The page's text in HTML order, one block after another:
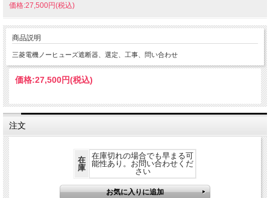
価格:27,500円(税込)
商品説明
三菱電機ノーヒューズ遮断器、選定、工事、問い合わせ
価格:27,500円(税込)
注文
在
庫
在庫切れの場合でも早まる可
能性あり。お問い合わせくだ
さい